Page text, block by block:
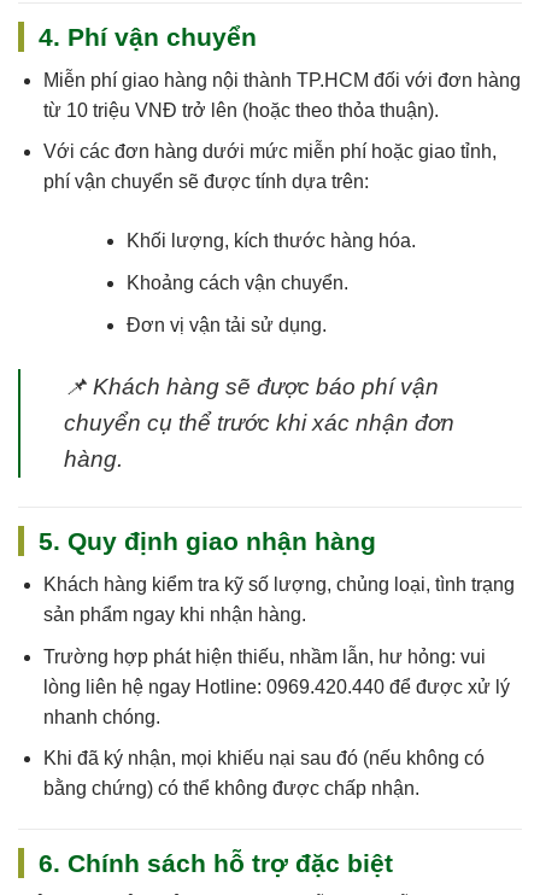
4. Phí vận chuyển
Miễn phí giao hàng nội thành TP.HCM đối với đơn hàng
từ 10 triệu VNĐ trở lên (hoặc theo thỏa thuận).
Với các đơn hàng dưới mức miễn phí hoặc giao tỉnh,
phí vận chuyển sẽ được tính dựa trên:
Khối lượng, kích thước hàng hóa.
Khoảng cách vận chuyển.
Đơn vị vận tải sử dụng.
📌 Khách hàng sẽ được báo phí vận
chuyển cụ thể trước khi xác nhận đơn
hàng.
5. Quy định giao nhận hàng
Khách hàng kiểm tra kỹ số lượng, chủng loại, tình trạng
sản phẩm ngay khi nhận hàng.
Trường hợp phát hiện thiếu, nhầm lẫn, hư hỏng: vui
lòng liên hệ ngay Hotline: 0969.420.440để được xử lý
nhanh chóng.
Khi đã ký nhận, mọi khiếu nại sau đó (nếu không có
bằng chứng) có thể không được chấp nhận.
6. Chính sách hỗ trợ đặc biệt